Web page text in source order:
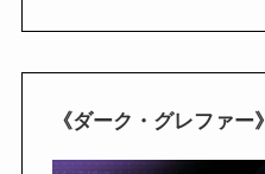
《ダーク・グレファー》